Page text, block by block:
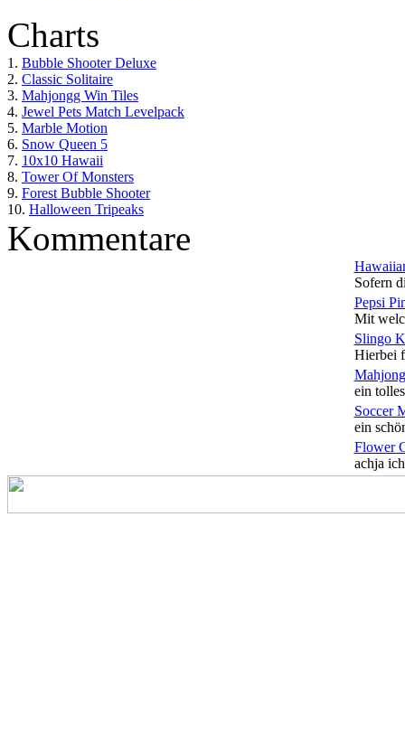
Charts
1. Bubble Shooter Deluxe
2. Classic Solitaire
3. Mahjongg Win Tiles
4. Jewel Pets Match Levelpack
5. Marble Motion
6. Snow Queen 5
7. 10x10 Hawaii
8. Tower Of Monsters
9. Forest Bubble Shooter
10. Halloween Tripeaks
Kommentare
Sofern
Pepsi
Mit
Slingo
Hierbei
ein
Soccer
ein
Flower
achja